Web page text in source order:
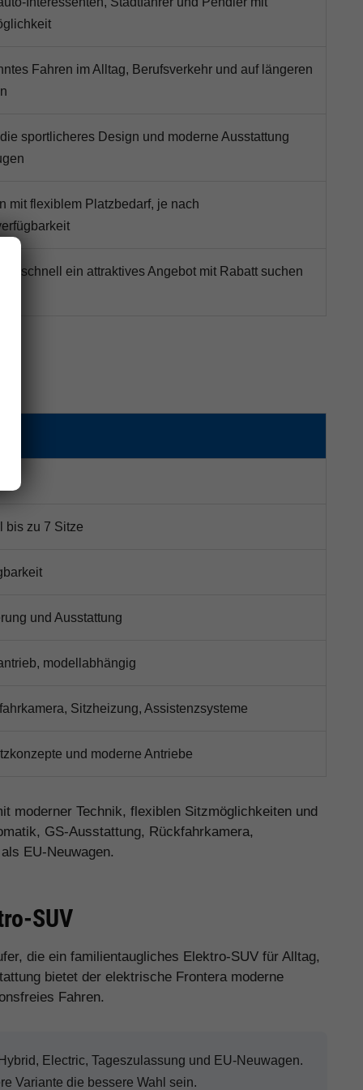
Fahren im Alltag, Berufsverkehr und auf längeren
die sportlicheres Design und moderne Ausstattung
mit flexiblem Platzbedarf, je nach
die schnell ein attraktives Angebot mit Rabatt suchen
bis zu 7 Sitze
und Ausstattung
modellabhängig
Sitzheizung, Assistenzsysteme
und moderne Antriebe
moderner Technik, flexiblen Sitzmöglichkeiten und
GS-Ausstattung, Rückfahrkamera,
EU-Neuwagen.
SUV
die ein familientaugliches Elektro-SUV für Alltag,
bietet der elektrische Frontera moderne
Fahren.
Electric, Tageszulassung und EU-Neuwagen.
Variante die bessere Wahl sein.